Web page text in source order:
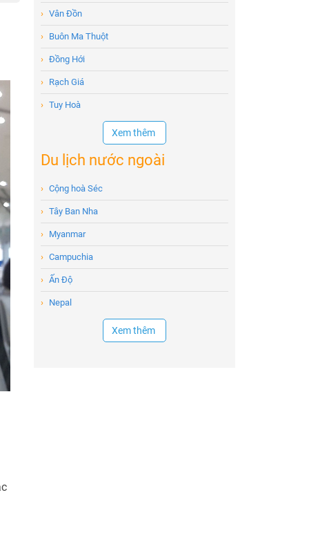
› Vân Đồn
› Buôn Ma Thuột
› Đồng Hới
› Rạch Giá
› Tuy Hoà
Xem thêm
Du lịch nước ngoài
› Cộng hoà Séc
› Tây Ban Nha
› Myanmar
› Campuchia
› Ấn Độ
› Nepal
Xem thêm